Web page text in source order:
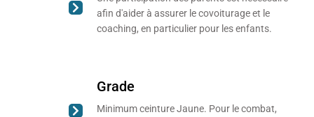
afin d'aider à assurer le covoiturage et le
coaching, en particulier pour les enfants.
Grade
Minimum ceinture Jaune. Pour le combat,